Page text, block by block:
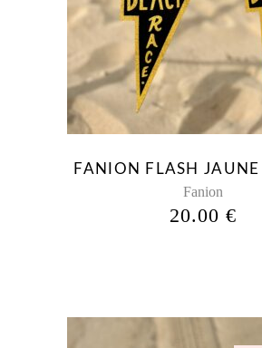
produit
a
plusieurs
variations.
Les
options
peuvent
choisies
sur
la
FANION FLASH JAUNE
Fanion
20.00€